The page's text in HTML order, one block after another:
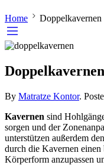
Home Doppelkavernen
Doppelkavernen
By Matratze Kontor.
Kavernen sind
sorgen und der
unterstützen außerdem
durch die Kavernen einen
Körperform anzupassen